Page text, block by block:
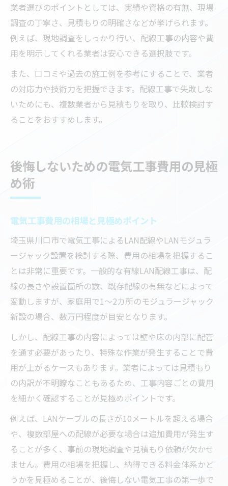
業者選びのポイントとしては、実績や資格の有無、現場
調査の丁寧さ、見積もりの明確さなどが挙げられます。
例えば、現地調査をしっかり行い、配線工事の内容や費
用を明示してくれる業者は安心できる選択肢です。
また、口コミや過去の施工例を参考にすることで、業者
の対応力や技術力を把握できます。配線工事で失敗しな
いためにも、複数業者から見積もりを取り、比較検討す
ることをおすすめします。
後悔しないための電気工事費用の見極
め術
電気工事費用の相場と見極めポイント
埼玉県川口市で電気工事によるLAN配線やLANモジュラ
ージャック設置を検討する際、費用の相場を把握するこ
とは非常に重要です。一般的な有線LAN配線工事は、配
線の長さや設置箇所の数、既存配線の有無などによって
変動しますが、家庭用で1～2カ所のモジュラージャック
新設の場合、数万円程度が目安となります。
しかし、配線工事の内容によっては壁や床の内部に配管
を通す必要があったり、特殊な作業が発生することで費
用が上がるケースもあります。業者によっては見積もり
の内訳が不明瞭なこともあるため、工事内容ごとの費用
を細かく確認することが見極めポイントです。
例えば、LANケーブルの長さが10メートルを超える場合
や、複数部屋への配線が必要な場合は追加費用が発生す
ることが多く、事前の現地調査や見積もり依頼が欠かせ
ません。費用の相場を把握し、納得できる料金体系かど
うかを見極めることが、後悔しない電気工事の第一歩で